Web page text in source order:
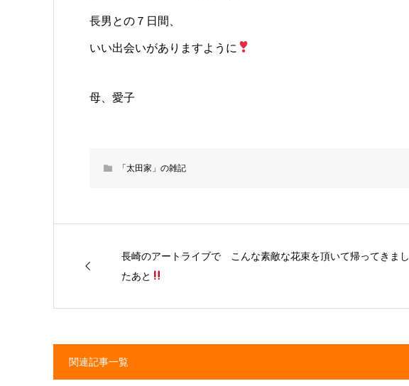
長男との７日間、
いい出会いがありますように
母、愛子
「太田家」の雑記
長崎のアートライブで こんな素敵な花束を頂いて帰ってきまし
たあと
関連記事一覧